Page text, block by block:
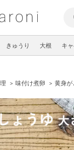
きゅうり 大根 キ
味付け煮卵 黄身が